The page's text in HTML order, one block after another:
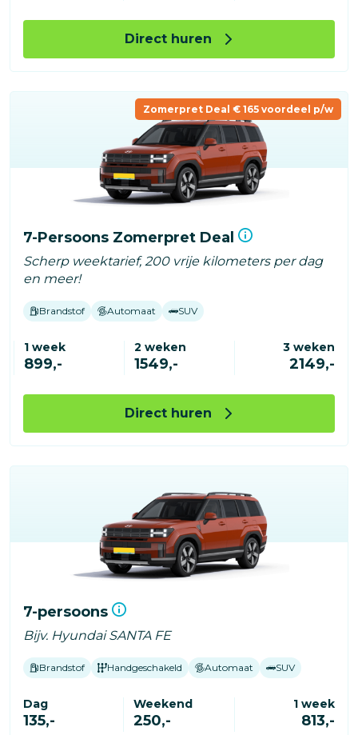
Direct huren
Zomerpret Deal € 165 voordeel p/w
7-Persoons Zomerpret Deal
Scherp weektarief, 200 vrije kilometers per dag
en meer!
Brandstof Automaat SUV
1 week
899,-
2 weken
1549,-
3 weken
2149,-
Direct huren
7-persoons
Bijv. Hyundai SANTA FE
Brandstof Handgeschakeld Automaat SUV
Dag
135,-
Weekend
250,-
1 week
813,-